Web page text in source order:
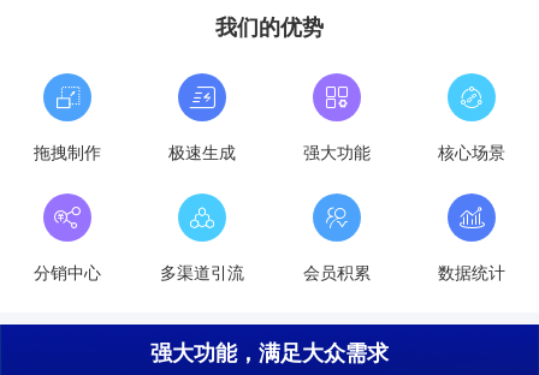
我们的优势
拖拽制作 极速生成 强大功能 核心场景
分销中心 多渠道引流 会员积累 数据统计
强大功能，满足大众需求